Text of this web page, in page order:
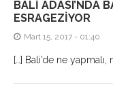
BALI ADASI’NDA
ESRAGEZIYOR
Mart 15, 2017 - 01:40
[…] Bali’de ne